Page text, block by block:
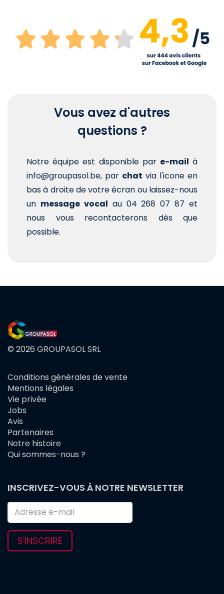
Vous avez d'autres
questions ?
Notre équipe est disponible par e-mail à
info@groupasol.be, par chat via l'icone en
bas à droite de votre écran ou laissez-nous
un message vocal au 04 268 07 87 et
nous vous recontacterons dès que
possible.
© 2026 GROUPASOL SRL
FOOTER
MENU
Conditions générales de vente
Mentions légales
Vie privée
Jobs
Avis
Partenaires
Notre histoire
Qui sommes-nous ?
INSCRIVEZ-VOUS À NOTRE NEWSLETTER
S'INSCRIRE